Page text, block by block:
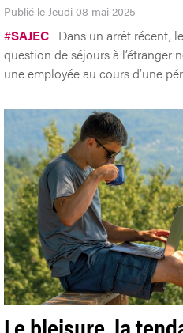
Publié le Jeudi 08 mai 2025
#SAJEC Dans un arrêt récent,
question de séjours à l’étranger
une employée au cours d’une